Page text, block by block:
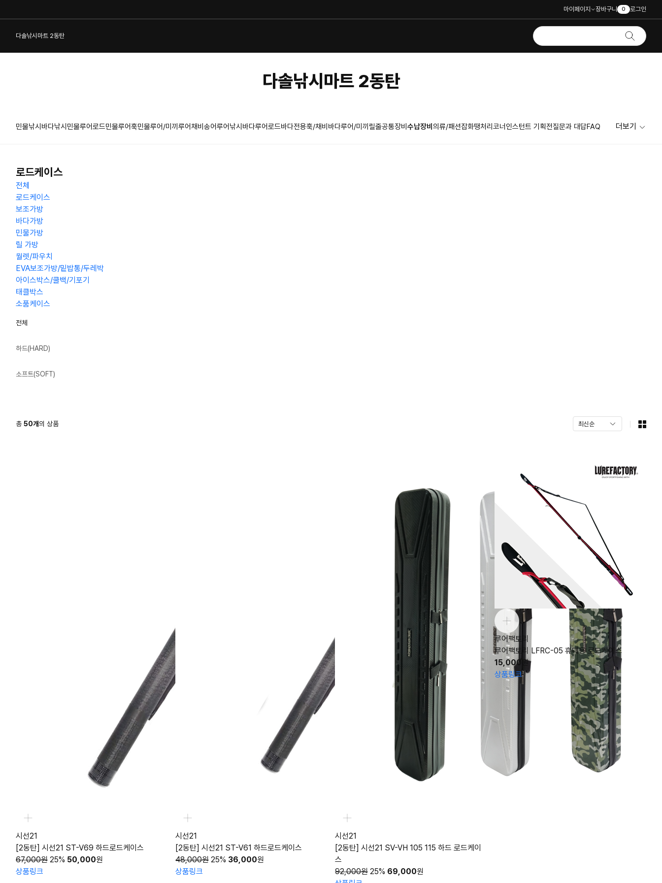
마이페이지 장바구니 0 로그인
다솔낚시마트 2동탄
다솔낚시마트 2동탄
민물낚시 바다낚시 민물루어로드민물루어훅민물루어/미끼 루어채비 송어루어낚시 바다루어로드바다전용훅/채비 바다루어/미끼 릴줄공통장비 수납장비 의류/패션잡화땡처리코너 인스턴트 기획전질문과 대답FAQ 더보기
로드케이스
전체
로드케이스
보조가방
바다가방
민물가방
릴 가방
월렛/파우치
EVA보조가방/밑밥통/두레박
아이스박스/쿨백/기포기
태클박스
소품케이스
전체
하드(HARD)
소프트(SOFT)
총 50개의 상품
시선21
[2동탄] 시선21 ST-V69 하드로드케이스
67,000원 25% 50,000원
상품링크
시선21
[2동탄] 시선21 ST-V61 하드로드케이스
48,000원 25% 36,000원
상품링크
시선21
[2동탄] 시선21 SV-VH 105 115 하드 로드케이
스
92,000원 25% 69,000원
루어팩토리
루어팩토리 LFRC-05 휴대용 로드케이스
15,000
원
상품링크